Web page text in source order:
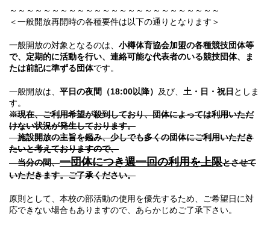
～～～～～～～～～～～～～～～～～～～～～～～～～
＜一般開放再開時の各種要件は以下の通りとなります＞
一般開放の対象となるのは、 小樽体育協会加盟の各種競技団体等
で、定期的に活動を行い、連絡可能な代表者のいる競技団体、ま
たは前記に準ずる団体です。
一般開放は、 平日の夜間（18:00以降） 及び、 土・日・祝日 としま
す。
※現在、ご利用希望が殺到しており、団体によっては利用いただ
けない状況が発生しております。
施設開放の主旨を鑑み、少しでも多くの団体にご利用いただき
たいと考えておりますので、
当分の間、一団体につき週一回の利用を上限とさせて
いただきます。ご了承ください。
原則として、本校の部活動の使用を優先するため、ご希望日に対
応できない場合もありますので、あらかじめご了承下さい。